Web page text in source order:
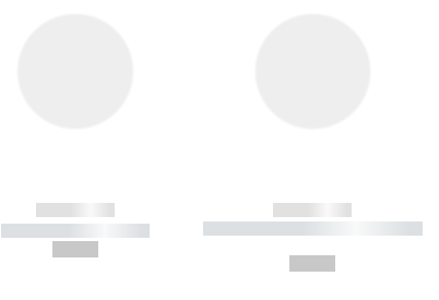
------------
----------- -----------
------------
----------- ----------- ----------